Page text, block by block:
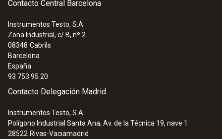
Contacto Central Barcelona
Instrumentos Testo, S.A.
Zona Industrial, c/ B, nº 2
08348 Cabrils
Barcelona
España
93 753 95 20
Contacto Delegación Madrid
Instrumentos Testo, S.A.
Polígono Industrial Santa Ana, Av. de la Técnica 19, nave 1
28522 Rivas-Vaciamadrid